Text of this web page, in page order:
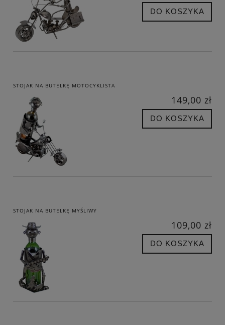
DO KOSZYKA
STOJAK NA BUTELKĘ MOTOCYKLISTA
149,00 zł
DO KOSZYKA
STOJAK NA BUTELKĘ MYŚLIWY
109,00 zł
DO KOSZYKA